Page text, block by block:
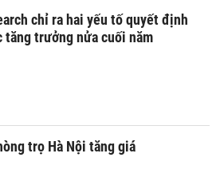
chỉ ra hai yếu tố quyết định
tăng trưởng nửa cuối năm
trọ Hà Nội tăng giá